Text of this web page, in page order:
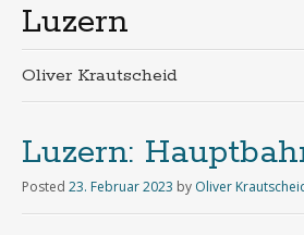
Luzern
Oliver Krautscheid
Luzern:
Posted 23. Februar 2023 by Oliver